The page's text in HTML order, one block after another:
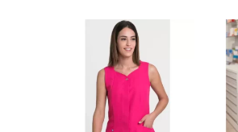
Las
opciones
se
pueden
elegir